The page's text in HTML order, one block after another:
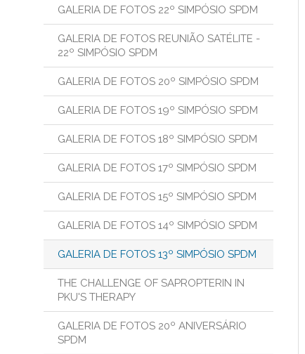
GALERIA DE FOTOS 22º SIMPÓSIO SPDM
GALERIA DE FOTOS REUNIÃO SATÉLITE -
22º SIMPÓSIO SPDM
GALERIA DE FOTOS 20º SIMPÓSIO SPDM
GALERIA DE FOTOS 19º SIMPÓSIO SPDM
GALERIA DE FOTOS 18º SIMPÓSIO SPDM
GALERIA DE FOTOS 17º SIMPÓSIO SPDM
GALERIA DE FOTOS 15º SIMPÓSIO SPDM
GALERIA DE FOTOS 14º SIMPÓSIO SPDM
GALERIA DE FOTOS 13º SIMPÓSIO SPDM
THE CHALLENGE OF SAPROPTERIN IN
PKU'S THERAPY
GALERIA DE FOTOS 20º ANIVERSÁRIO
SPDM